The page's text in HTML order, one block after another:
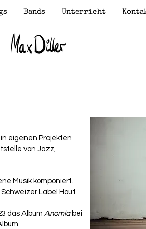
Bands Unterricht
eigenen Projekten
von Jazz,
Musik komponiert.
Label Hout
das Album Anomia bei